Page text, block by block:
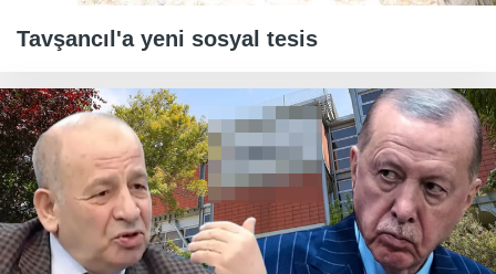
Tavşancıl'a yeni sosyal tesis